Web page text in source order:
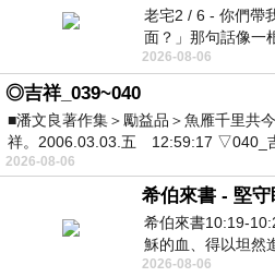
老宅2 / 6 - 你們帶
面？」那句話像一
死盯著照片裡的人
2026-08-06
◎吉祥_039~040
■潘文良著作集＞勵益品＞魚雁千里共
祥。2006.03.03.五 12:59:17 ▽040_
2026-08-06
希伯來書 - 堅守
希伯來書10:19-
穌的血、得以坦然
我們開了一條又新
2026-08-06